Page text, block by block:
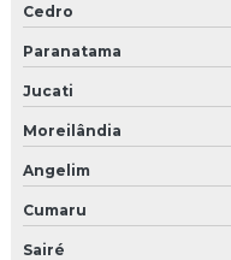
Cedro
Paranatama
Jucati
Moreilândia
Angelim
Cumaru
Sairé